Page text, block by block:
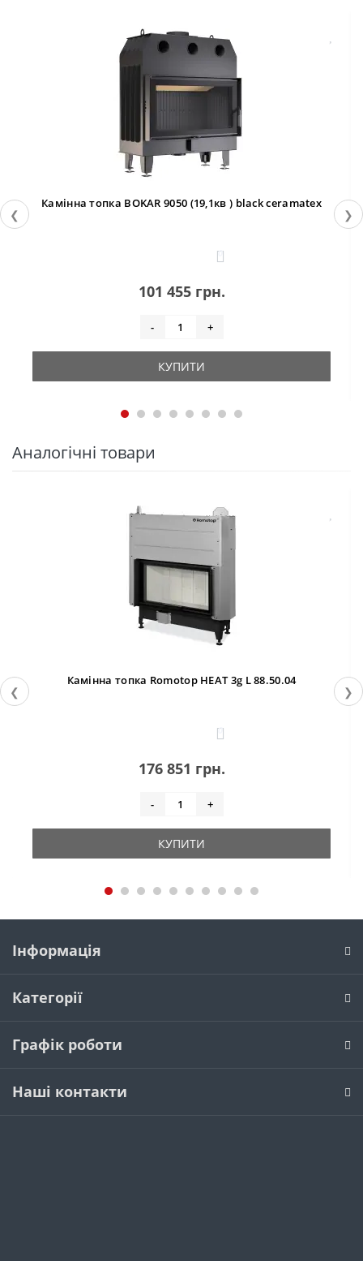
❮
Камінна топка BOKAR 9050 (19,1кв ) black ceramatex
0
101 455 грн.
- +
КУПИТИ
❯
Аналогічні товари
❮
Камінна топка Romotop HEAT 3g L 88.50.04
0
176 851 грн.
- +
КУПИТИ
❯
Інформація
Категорії
Графік роботи
Наші контакти